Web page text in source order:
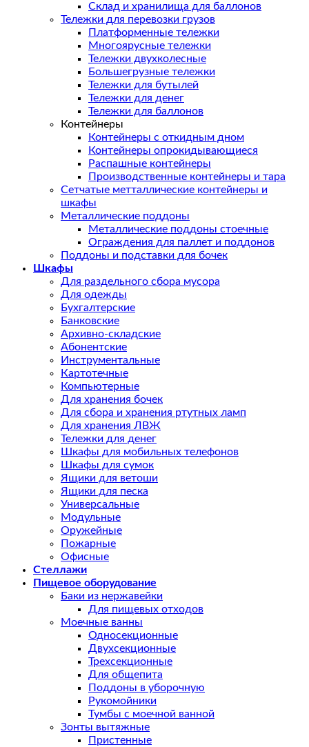
Склад и хранилища для баллонов
Тележки для перевозки грузов
Платформенные тележки
Многоярусные тележки
Тележки двухколесные
Большегрузные тележки
Тележки для бутылей
Тележки для денег
Тележки для баллонов
Контейнеры
Контейнеры с откидным дном
Контейнеры опрокидывающиеся
Распашные контейнеры
Производственные контейнеры и тара
Сетчатые метталлические контейнеры и
шкафы
Металлические поддоны
Металлические поддоны стоечные
Ограждения для паллет и поддонов
Поддоны и подставки для бочек
Шкафы
Для раздельного сбора мусора
Для одежды
Бухгалтерские
Банковские
Архивно-складские
Абонентские
Инструментальные
Картотечные
Компьютерные
Для хранения бочек
Для сбора и хранения ртутных ламп
Для хранения ЛВЖ
Тележки для денег
Шкафы для мобильных телефонов
Шкафы для сумок
Ящики для ветоши
Ящики для песка
Универсальные
Модульные
Оружейные
Пожарные
Офисные
Стеллажи
Пищевое оборудование
Баки из нержавейки
Для пищевых отходов
Моечные ванны
Односекционные
Двухсекционные
Трехсекционные
Для общепита
Поддоны в уборочную
Рукомойники
Тумбы с моечной ванной
Зонты вытяжные
Пристенные